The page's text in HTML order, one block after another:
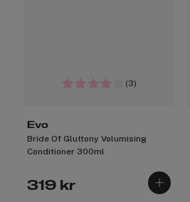
(3)
Evo
Bride Of Gluttony Volumising
Conditioner 300ml
319 kr